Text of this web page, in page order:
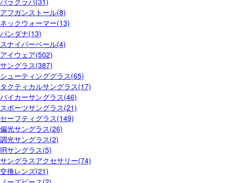
アフガンストール(8)
ネックウォーマー(13)
バンダナ(13)
スナイパーベール(4)
アイウェア(502)
サングラス(387)
シューティンググラス(65)
タクティカルサングラス(17)
バイカーサングラス(46)
スポーツサングラス(21)
セーフティグラス(149)
偏光サングラス(26)
調光サングラス(2)
IRサングラス(5)
サングラスアクセサリー(74)
交換レンズ(21)